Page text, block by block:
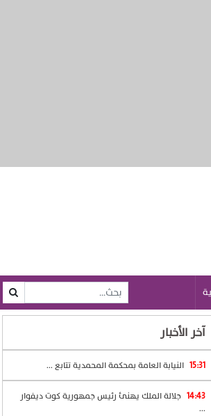
آخر الأخبار
15:31 النيابة العامة بمحكمة المحمدية تتابع ...
14:43 جلالة الملك يهنئ رئيس جمهورية كوت ديفوار
...